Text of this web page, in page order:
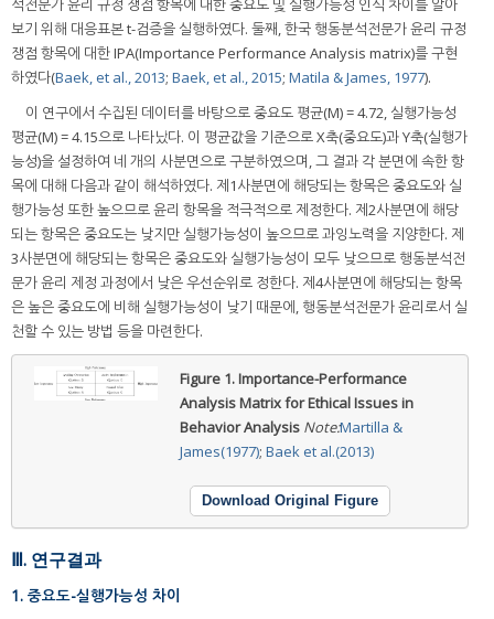
보기 위해 대응표본 t-검증을 실행하였다. 둘째, 한국 행동분석전문가 윤리 규정
쟁점 항목에 대한 IPA(Importance Performance Analysis matrix)를 구현
하였다(Baek, et al., 2013; Baek, et al., 2015; Matila & James, 1977).
이 연구에서 수집된 데이터를 바탕으로 중요도 평균(M) = 4.72, 실행가능성
평균(M) = 4.15으로 나타났다. 이 평균값을 기준으로 X축(중요도)과 Y축(실행가
능성)을 설정하여 네 개의 사분면으로 구분하였으며, 그 결과 각 분면에 속한 항
목에 대해 다음과 같이 해석하였다. 제1사분면에 해당되는 항목은 중요도와 실
행가능성 또한 높으므로 윤리 항목을 적극적으로 제정한다. 제2사분면에 해당
되는 항목은 중요도는 낮지만 실행가능성이 높으므로 과잉노력을 지양한다. 제
3사분면에 해당되는 항목은 중요도와 실행가능성이 모두 낮으므로 행동분석전
문가 윤리 제정 과정에서 낮은 우선순위로 정한다. 제4사분면에 해당되는 항목
은 높은 중요도에 비해 실행가능성이 낮기 때문에, 행동분석전문가 윤리로서 실
천할 수 있는 방법 등을 마련한다.
Figure 1.Importance-Performance
Analysis Matrix for Ethical Issues in
Behavior Analysis Note:Martilla &
James(1977); Baek et al.(2013)
Download Original Figure
Ⅲ. 연구결과
1. 중요도-실행가능성 차이